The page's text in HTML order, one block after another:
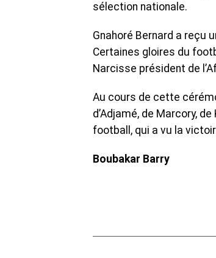
sélection nationale.
Gnahoré Bernard a reçu
Certaines gloires du
Narcisse président de
Au cours de cette
d’Adjamé, de Marcory,
football, qui a vu la
Boubakar Barry